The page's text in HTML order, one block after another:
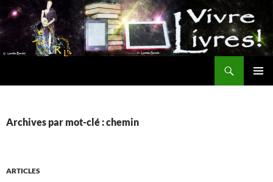
Aller
au
contenu
Archives par mot-clé : chemin
ARTICLES